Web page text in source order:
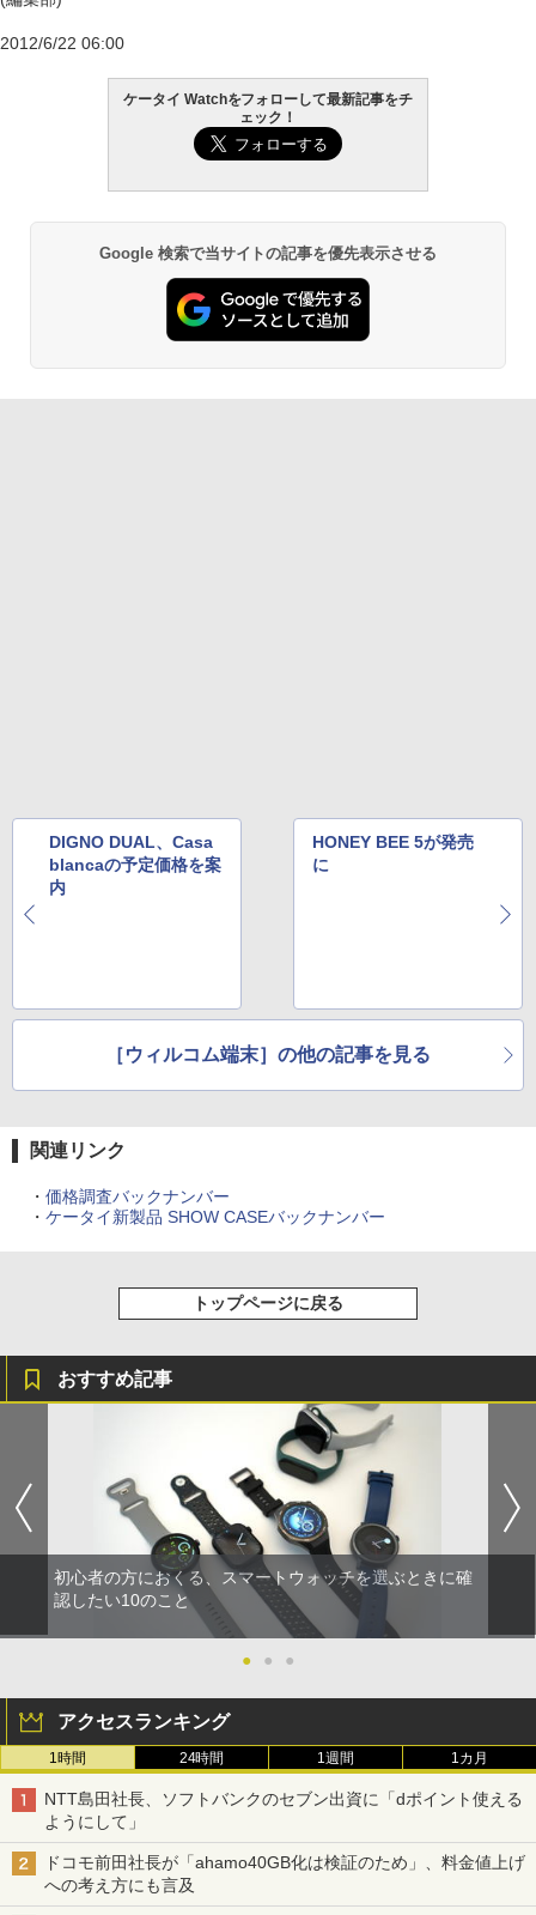
2012/6/22 06:00
ケータイ Watchをフォローして最新記事をチ
ェック！
Google 検索で当サイトの記事を優先表示させる
DIGNO DUAL、Casa
blancaの予定価格を案
内
HONEY BEE 5が発売
に
［ウィルコム端末］の他の記事を見る
関連リンク
・ 価格調査バックナンバー
・ ケータイ新製品 SHOW CASEバックナンバー
トップページに戻る
おすすめ記事
初心者の方におくる、スマートウォッチを選ぶときに確
認したい10のこと
● ● ●
アクセスランキング
1時間 24時間 1週間 1カ月
NTT島田社長、ソフトバンクのセブン出資に「dポイント使える
ようにして」
ドコモ前田社長が「ahamo40GB化は検証のため」、料金値上げ
への考え方にも言及